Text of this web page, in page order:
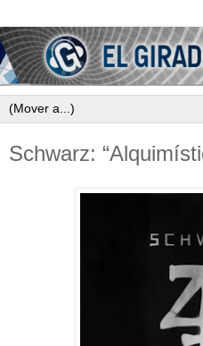
Schwarz: